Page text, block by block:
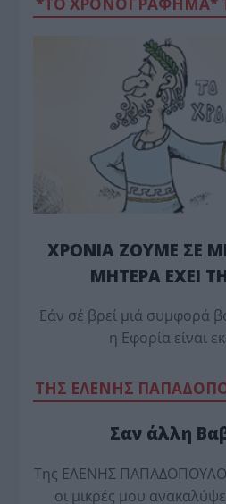
ΧΡΟΝΙΑ ΖΟΥΜΕ ΣΕ
ΜΗΤΕΡΑ ΕΧΕΙ
Εάν σέ βρεί μιά συμφορά
η Εφορία είναι
TΗΣ ΕΛΕΝΗΣ
Σαν άλλη
Της ΕΛΕΝΗΣ
οι μικρές μου